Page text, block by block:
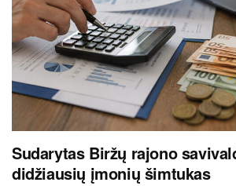
Sudarytas Biržų rajono
didžiausių įmonių šimtukas